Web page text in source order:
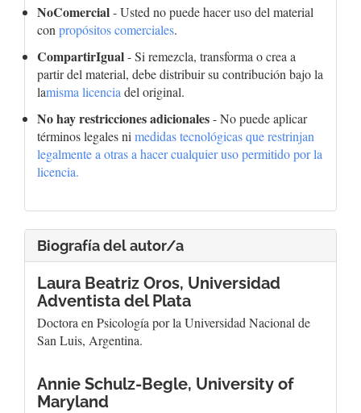
NoComercial- Usted no puede hacer uso del material
conpropósitos comerciales.
CompartirIgual- Si remezcla, transforma o crea a
partir del material, debe distribuir su contribución bajo la
lamisma licenciadel original.
No hay restricciones adicionales- No puede aplicar
términos legales nimedidas tecnológicas que restrinjan
legalmente a otras a hacer cualquier uso permitido por la
licencia.
Biografía del autor/a
Laura Beatriz Oros, Universidad
Adventista del Plata
Doctora en Psicología por la Universidad Nacional de
San Luis, Argentina.
Annie Schulz-Begle, University of
Maryland